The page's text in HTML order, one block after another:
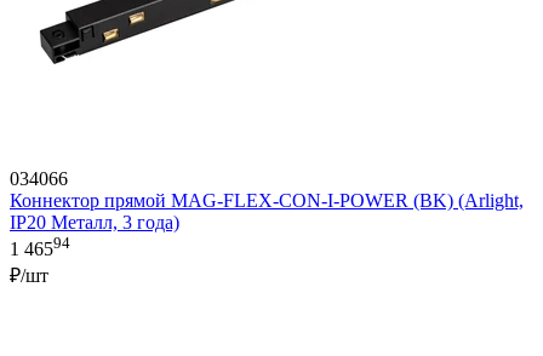
034066
Коннектор прямой MAG-FLEX-CON-I-POWER (BK) (Arlight,
IP20 Металл, 3 года)
1 46594
₽/шт